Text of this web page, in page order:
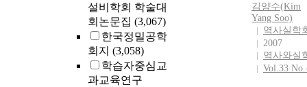
설비학회 학술대
회논문집 (3,067)
한국정밀공학
회지 (3,058)
학습자중심교
과교육연구
김양수(Kim
Yang Soo)
역사실학
2007
역사와실
Vol.33